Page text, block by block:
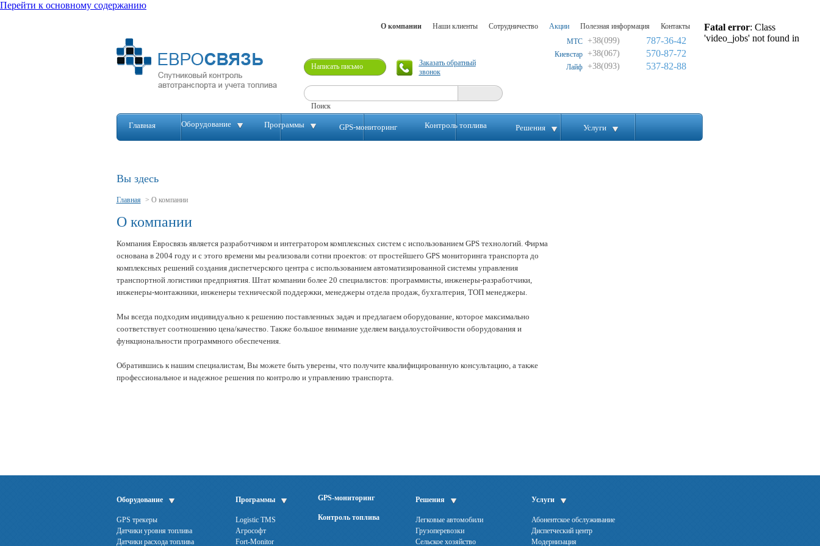
Перейти к основному содержанию
О компании Наши клиенты Сотрудничество Акции Полезная информация Контакты
Написать письмо
Заказать обратный
звонок
МТС +38(099) 787-36-42
Киевстар +38(067) 570-87-72
Лайф +38(093) 537-82-88
Главная Оборудование Программы GPS-мониторинг Контроль топлива Решения Услуги
Вы здесь
Главная > О компании
О компании
Компания Евросвязь является разработчиком и интегратором комплексных систем с использованием GPS технологий. Фирма
основана в 2004 году и с этого времени мы реализовали сотни проектов: от простейшего GPS мониторинга транспорта до
комплексных решений создания диспетчерского центра с использованием автоматизированной системы управления
транспортной логистики предприятия. Штат компании более 20 специалистов: программисты, инженеры-разработчики,
инженеры-монтажники, инженеры технической поддержки, менеджеры отдела продаж, бухгалтерия, ТОП менеджеры.
Мы всегда подходим индивидуально к решению поставленных задач и предлагаем оборудование, которое максимально
соответствует соотношению цена/качество. Также большое внимание уделяем вандалоустойчивости оборудования и
функциональности программного обеспечения.
Обратившись к нашим специалистам, Вы можете быть уверены, что получите квалифицированную консультацию, а также
профессиональное и надежное решения по контролю и управлению транспорта.
Оборудование
GPS трекеры
Датчики уровня топлива
Датчики расхода топлива
Программы
Logistic TMS
Агрософт
Fort-Monitor
GPS-мониторинг
Контроль топлива
Решения
Легковые автомобили
Грузоперевозки
Сельское хозяйство
Услуги
Абонентское обслуживание
Диспетческий центр
Модернизация
Fatal error: Class
'video_jobs' not found in